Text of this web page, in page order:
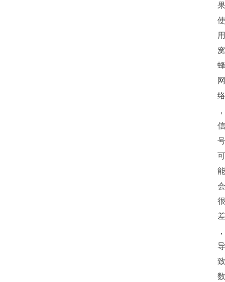
果
使
用
窝
蜂
网
络
，
信
号
可
能
会
很
差
，
导
致
数